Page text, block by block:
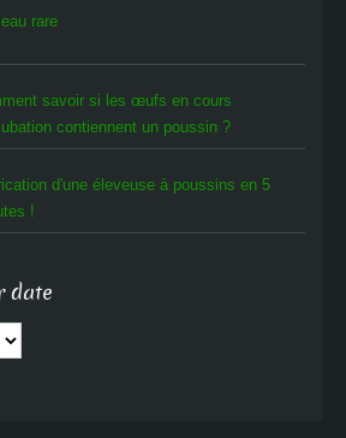
rare
savoir si les œufs en cours
contiennent un poussin ?
d'une éleveuse à poussins en 5
!
date